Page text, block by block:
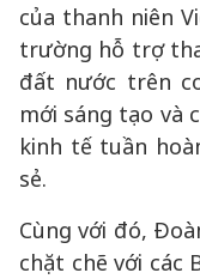
của thanh niên
trường hỗ trợ
đất nước trên
mới sáng tạo và
kinh tế tuần
sẻ.
Cùng với đó,
chặt chẽ với các